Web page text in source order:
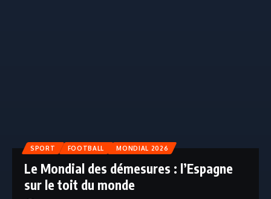
SPORT FOOTBALL MONDIAL 2026
Le Mondial des démesures : l’Espagne
sur le toit du monde